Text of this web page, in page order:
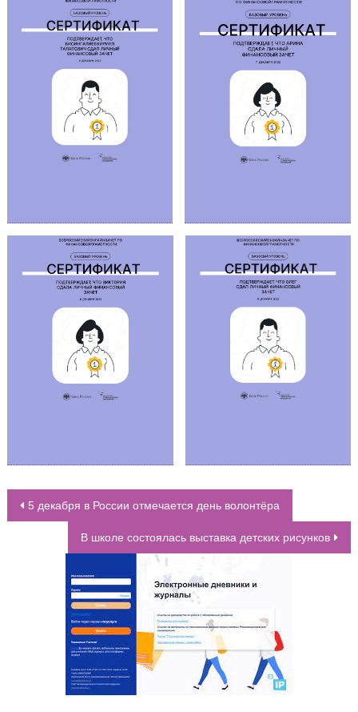
НАВИГАЦИЯ ПО ЗАПИСЯМ
5 декабря в России отмечается день волонтёра
В школе состоялась выставка детских рисунков